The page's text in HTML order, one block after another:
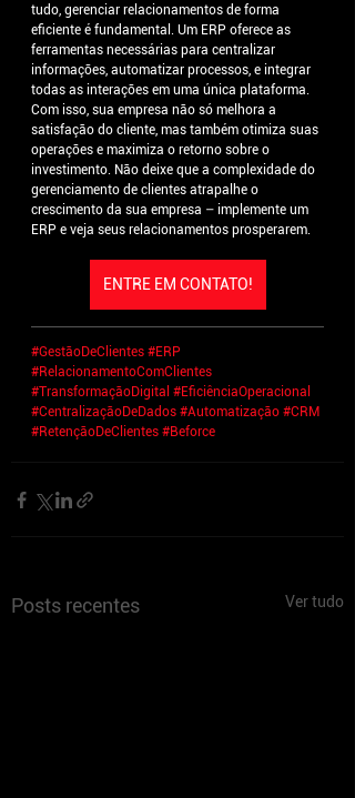
tudo, gerenciar relacionamentos de forma
eficiente é fundamental. Um ERP oferece as
ferramentas necessárias para centralizar
informações, automatizar processos, e integrar
todas as interações em uma única plataforma.
Com isso, sua empresa não só melhora a
satisfação do cliente, mas também otimiza suas
operações e maximiza o retorno sobre o
investimento. Não deixe que a complexidade do
gerenciamento de clientes atrapalhe o
crescimento da sua empresa – implemente um
ERP e veja seus relacionamentos prosperarem.
ENTRE EM CONTATO!
#GestãoDeClientes #ERP
#RelacionamentoComClientes
#TransformaçãoDigital #EficiênciaOperacional
#CentralizaçãoDeDados #Automatização #CRM
#RetençãoDeClientes #Beforce
Posts recentes Ver tudo